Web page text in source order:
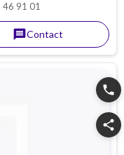
46 91 01
messageContact
phone
share